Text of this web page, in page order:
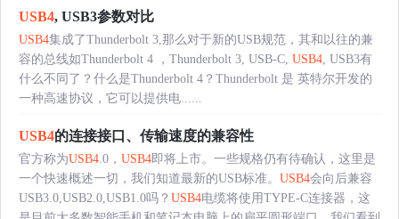
USB4, USB3参数对比
USB4集成了Thunderbolt 3,那么对于新的USB规范，其和以往的兼
容的总线如Thunderbolt 4 ，Thunderbolt 3, USB-C, USB4 , USB3有
什么不同了？什么是Thunderbolt 4？Thunderbolt 是 英特尔开发的
一种高速协议，它可以提供电......
USB4的连接接口、传输速度的兼容性
官方称为USB4 .0， USB4即将上市。一些规格仍有待确认，这里是
一个快速概述一切，我们知道最新的USB标准。 USB4会向后兼容
USB3.0,USB2.0,USB1.0吗？ USB4电缆将使用TYPE-C连接器，这